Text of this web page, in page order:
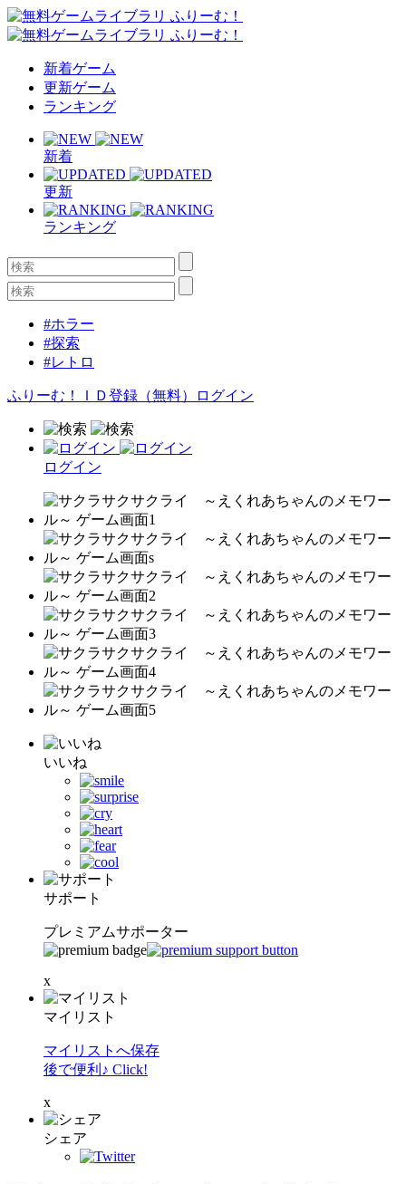
新着ゲーム
更新ゲーム
ランキング
新着
更新
ランキング
#ホラー
#探索
#レトロ
ふりーむ！ＩＤ登録（無料） ログイン
ログイン
いいね
サポート
プレミアムサポーター
x
マイリスト
マイリストへ保存
後で便利♪ Click!
x
シェア